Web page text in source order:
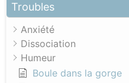
Troubles
Anxiété
Dissociation
Humeur
Boule dans la gorge